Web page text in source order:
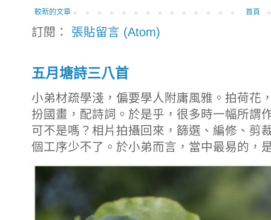
較新的文章 首頁
訂閱： 張貼留言 (Atom)
五月塘詩三八首
小弟材疏學淺，偏要學人附庸風雅。拍荷花
扮國畫，配詩詞。於是乎，很多時一幅所謂
可不是嗎？相片拍攝回來，篩選、編修、剪
個工序少不了。於小弟而言，當中最易的，